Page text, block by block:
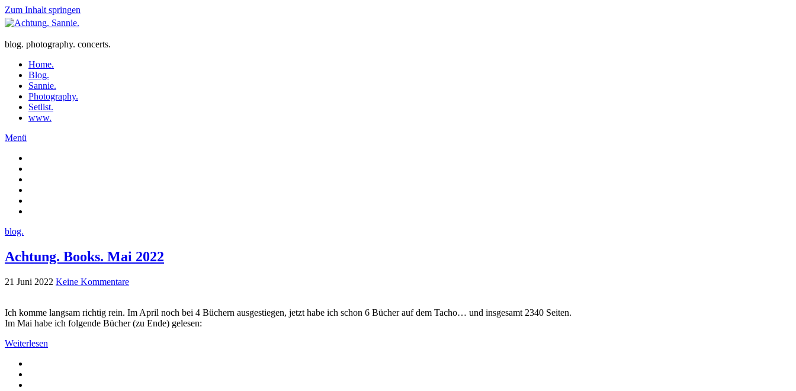
Zum Inhalt springen
blog. photography. concerts.
Home.
Blog.
Sannie.
Photography.
Setlist.
www.
Menü
blog.
Achtung. Books. Mai 2022
21 Juni 2022 Keine Kommentare
Ich komme langsam richtig rein. Im April noch bei 4 Büchern ausgestiegen, jetzt habe ich schon 6 Bücher auf dem Tacho… und insgesamt 2340 Seiten.
Im Mai habe ich folgende Bücher (zu Ende) gelesen:
Weiterlesen